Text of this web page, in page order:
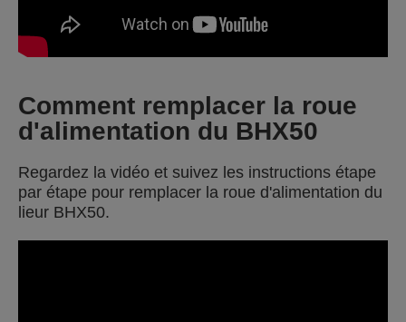
Comment remplacer la roue
d'alimentation du BHX50
Regardez la vidéo et suivez les instructions étape
par étape pour remplacer la roue d'alimentation du
lieur BHX50.